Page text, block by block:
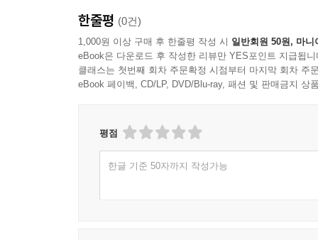
한줄평 (0건)
1,000원 이상 구매 후 한줄평 작성 시 일반회원 50원, 마니
eBook은 다운로드 후 작성한 리뷰만 YES포인트 지급됩니
클래스는 첫번째 회차 주문확정 시점부터 마지막 회차 주
eBook 페이백, CD/LP, DVD/Blu-ray, 패션 및 판매금지 상
평점
한글 기준 50자까지 작성가능